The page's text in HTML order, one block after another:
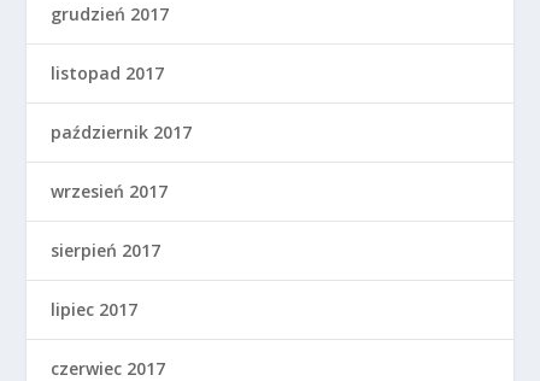
grudzień 2017
listopad 2017
październik 2017
wrzesień 2017
sierpień 2017
lipiec 2017
czerwiec 2017